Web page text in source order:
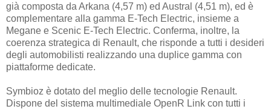
già composta da Arkana (4,57 m) ed Austral (4,51 m), ed è
complementare alla gamma E-Tech Electric, insieme a
Megane e Scenic E-Tech Electric. Conferma, inoltre, la
coerenza strategica di Renault, che risponde a tutti i desideri
degli automobilisti realizzando una duplice gamma con
piattaforme dedicate.
Symbioz è dotato del meglio delle tecnologie Renault.
Dispone del sistema multimediale OpenR Link con tutti i